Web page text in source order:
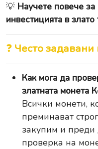
💡 Научете повече
инвестицията в злато
❓ Често задавани
Как мога да
златната монета
Всички монети,
преминават
закупим и преди
проверка на